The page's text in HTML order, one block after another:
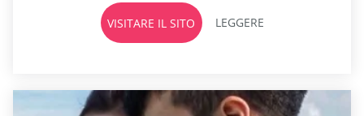
all'interno di un limite geografico. Questo sito di
incontri transessuali ha quasi 3,6...
VISITARE IL SITO LEGGERE